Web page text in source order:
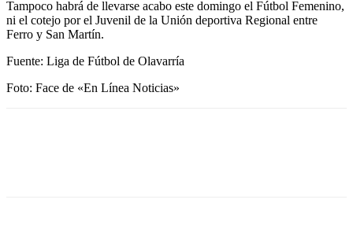
Tampoco habrá de llevarse acabo este domingo el Fútbol Femenino,
ni el cotejo por el Juvenil de la Unión deportiva Regional entre
Ferro y San Martín.
Fuente: Liga de Fútbol de Olavarría
Foto: Face de «En Línea Noticias»